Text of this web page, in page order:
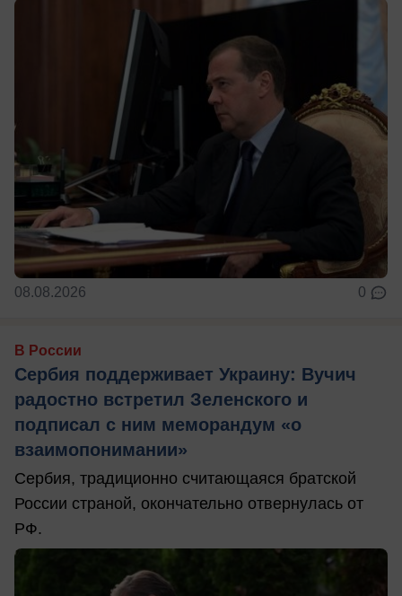
08.08.2026 0
В России
Сербия поддерживает Украину: Вучич
радостно встретил Зеленского и
подписал с ним меморандум «о
взаимопонимании»
Сербия, традиционно считающаяся братской
России страной, окончательно отвернулась от
РФ.